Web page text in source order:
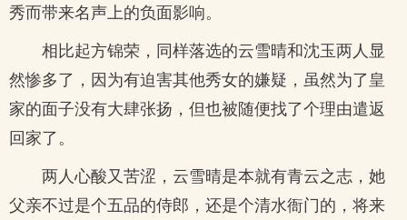
秀而带来名声上的负面影响。
相比起方锦荣，同样落选的云雪晴和沈玉两人显
然惨多了，因为有迫害其他秀女的嫌疑，虽然为了皇
家的面子没有大肆张扬，但也被随便找了个理由遣返
回家了。
两人心酸又苦涩，云雪晴是本就有青云之志，她
父亲不过是个五品的侍郎，还是个清水衙门的，将来